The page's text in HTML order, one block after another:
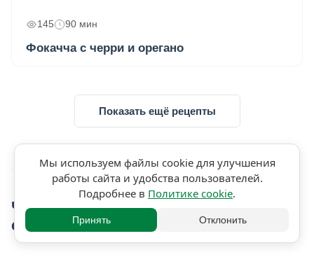
145 90 мин
Фокачча с черри и орегано
Показать ещё рецепты
Частые вопросы о
средиземноморской кухне
Мы используем файлы cookie для улучшения
работы сайта и удобства пользователей.
Подробнее в Политике cookie.
Принять Отклонить